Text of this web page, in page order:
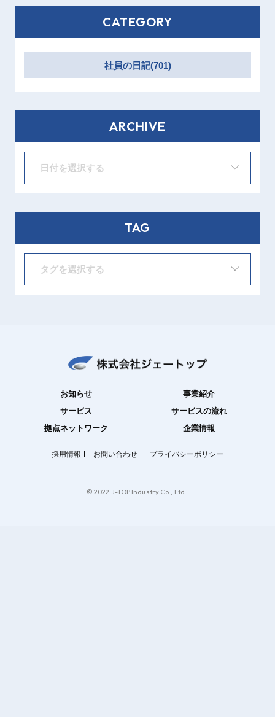
CATEGORY
社員の日記(701)
ARCHIVE
日付を選択する
TAG
タグを選択する
お知らせ
事業紹介
サービス
サービスの流れ
拠点ネットワーク
企業情報
採用情報 お問い合わせ プライバシーポリシー
© 2022 J-TOP Industry Co., Ltd..